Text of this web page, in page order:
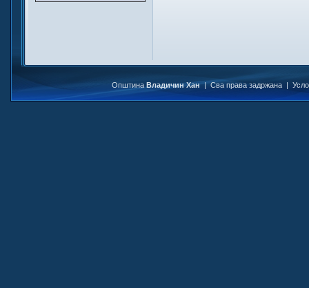
Општина Владичин Хан| Сва права задржана |